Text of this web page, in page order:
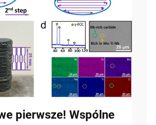
pierwsze! Wspólne